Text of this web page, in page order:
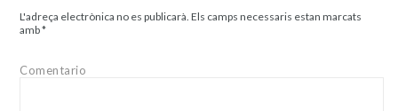
L'adreça electrònica no es publicarà. Els camps necessaris estan marcats
amb*
Comentario